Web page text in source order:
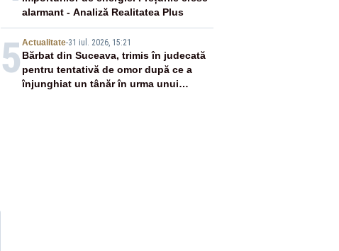
alarmant - Analiză Realitatea Plus
5 Actualitate-31 iul. 2026, 15:21
Bărbat din Suceava, trimis în judecată
pentru tentativă de omor după ce a
înjunghiat un tânăr în urma unui